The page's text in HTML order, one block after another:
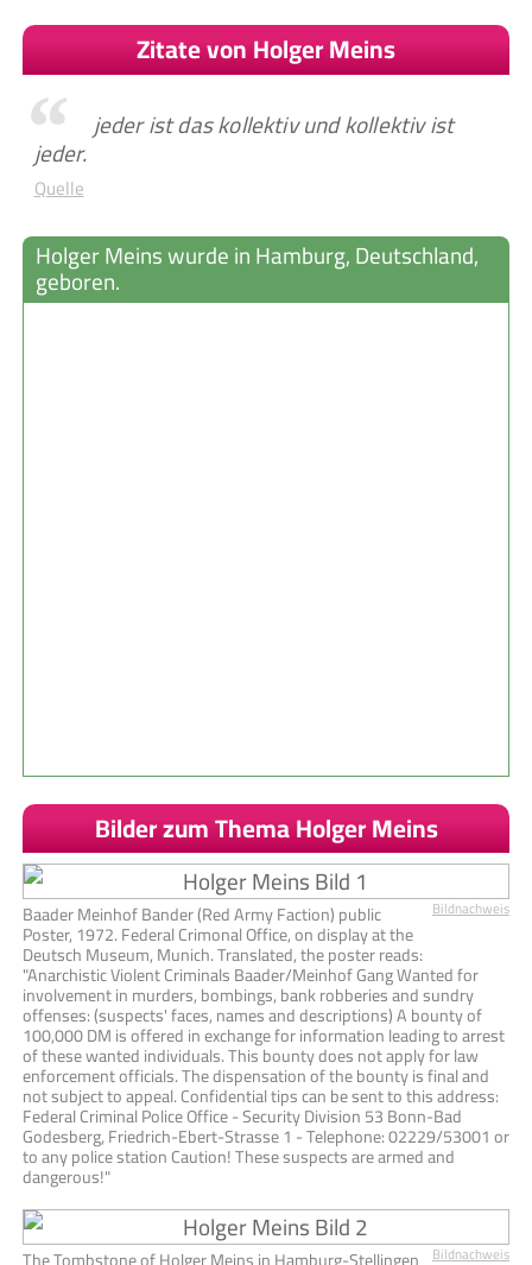
Zitate von Holger Meins
jeder ist das kollektiv und kollektiv ist
jeder.
Quelle
Holger Meins wurde in Hamburg, Deutschland,
geboren.
Bilder zum Thema Holger Meins
Bildnachweis
Baader Meinhof Bander (Red Army Faction) public
Poster, 1972. Federal Crimonal Office, on display at the
Deutsch Museum, Munich. Translated, the poster reads:
"Anarchistic Violent Criminals Baader/Meinhof Gang Wanted for
involvement in murders, bombings, bank robberies and sundry
offenses: (suspects' faces, names and descriptions) A bounty of
100,000 DM is offered in exchange for information leading to arrest
of these wanted individuals. This bounty does not apply for law
enforcement officials. The dispensation of the bounty is final and
not subject to appeal. Confidential tips can be sent to this address:
Federal Criminal Police Office - Security Division 53 Bonn-Bad
Godesberg, Friedrich-Ebert-Strasse 1 - Telephone: 02229/53001 or
to any police station Caution! These suspects are armed and
dangerous!"
Bildnachweis